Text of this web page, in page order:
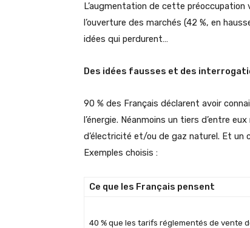
L’augmentation de cette
l’ouverture des marchés (42 %, en
idées qui perdurent…
Des idées fausses et des
90 % des Français déclarent avoir
l’énergie. Néanmoins un tiers d’entre
d’électricité et/ou de gaz naturel. Et un
Exemples choisis :
Ce que les Français pensent
40 % que les tarifs réglementés de vente